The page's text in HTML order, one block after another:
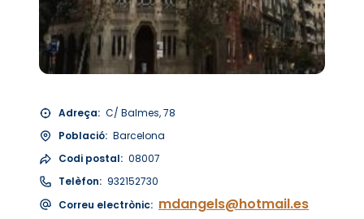
Adreça: C/ Balmes, 78
Població: Barcelona
Codi postal: 08007
Telèfon: 932152730
Correu electrònic: mdangels@hotmail.es